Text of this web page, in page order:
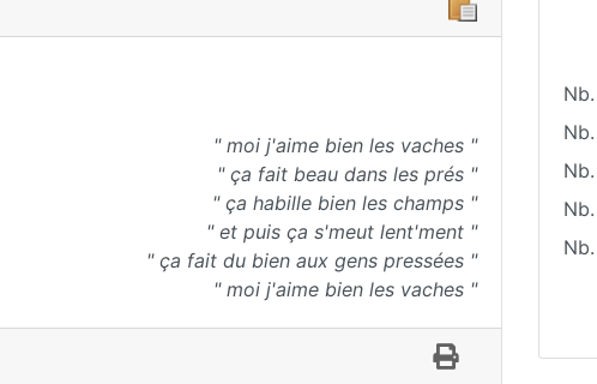
" moi j'aime bien les vaches "
" ça fait beau dans les prés "
" ça habille bien les champs "
" et puis ça s'meut lent'ment "
" ça fait du bien aux gens pressées "
" moi j'aime bien les vaches "